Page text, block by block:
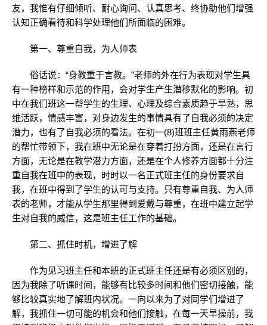
友，我惟有仔细倾听、耐心询问、认真思考、终协助他们增强
认知正确看待和科学处理他们所面临的困难。
第一、尊重自我，为人师表
俗话说：“身教重于言教。”老师的外在行为表现对学生具
有一种榜样和示范的作用，会对学生产生潜移默化的影响。初
中在我们班这一帮学生的生理、心理及综合素质趋于早熟，思
维活跃，情感丰富，对身边发生的事情具有了自我必须的决定
潜力，也有了自我必须的看法。在初一(8)班班主任黄雨燕老师
的帮忙带领下，我在班中无论是在穿着打扮方面，还是在言行
方面，无论是在教学潜力方面，还是在个人修养方面都十分注
重自我在班中的表现，时时以一名正式班主任的身份要求自
我，在班中得到了学生的认可与支持。只有尊重自我、为人师
表的老师，才能从学生那里得到爱戴与尊重，在班中建立起学
生对自我的威信，这是班主任工作的基础。
第二、抓住时机，增进了解
作为见习班主任和本班的正式班主任还是有必须区别的，
因为我除了听课时间，能够有比较多时间和他们密切接触，能
够比较真实地了解班内状况。一向以来为了对同学们增进了
解，我抓住一切可能的机会和他们接触，在每一天早操前，我